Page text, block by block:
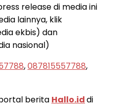
release di media ini
lainnya, klik
ekbis) dan
nasional)
,087815557788,
berita Hallo.iddi